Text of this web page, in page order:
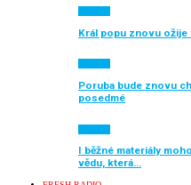
Král popu znovu ožije
Poruba bude znovu
posedmé
I běžné materiály
vědu, která…